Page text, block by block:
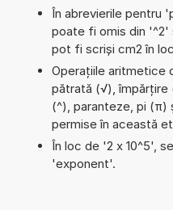
În abrevierile pentru
poate fi omis din
pot fi scriși cm2 în
Operațiile aritmetice
pătrată (√), împărțire
(^), paranteze, pi (π)
permise în această
În loc de '2 x 10^5',
'exponent'.